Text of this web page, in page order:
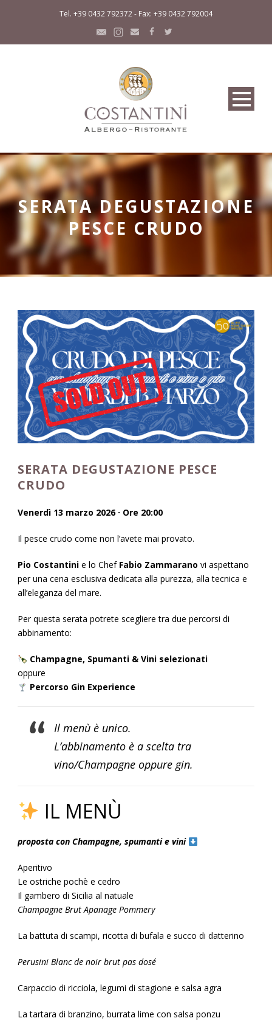
Tel. +39 0432 792372 - Fax: +39 0432 792004
SERATA DEGUSTAZIONE
PESCE CRUDO
SERATA DEGUSTAZIONE PESCE
CRUDO
Venerdì 13 marzo 2026 · Ore 20:00
Il pesce crudo come non l’avete mai provato.
Pio Costantini e lo Chef Fabio Zammarano vi aspettano
per una cena esclusiva dedicata alla purezza, alla tecnica e
all’eleganza del mare.
Per questa serata potrete scegliere tra due percorsi di
abbinamento:
Champagne, Spumanti & Vini selezionati
oppure
Percorso Gin Experience
Il menù è unico.
L’abbinamento è a scelta tra
vino/Champagne oppure gin.
IL MENÙ
proposta con Champagne, spumanti e vini
Aperitivo
Le ostriche pochè e cedro
Il gambero di Sicilia al natuale
Champagne Brut Apanage Pommery
La battuta di scampi, ricotta di bufala e succo di datterino
Perusini Blanc de noir brut pas dosé
Carpaccio di ricciola, legumi di stagione e salsa agra
La tartara di branzino, burrata lime con salsa ponzu